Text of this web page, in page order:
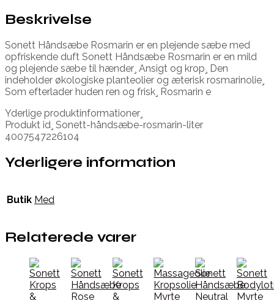
Beskrivelse
Sonett Håndsæbe Rosmarin er en plejende sæbe med
opfriskende duft Sonett Håndsæbe Rosmarin er en mild
og plejende sæbe til hænder¸ Ansigt og krop¸ Den
indeholder økologiske planteolier og æterisk rosmarinolie¸
Som efterlader huden ren og frisk¸ Rosmarin e
Yderlige produktinformationer¸
Produkt id¸ Sonett-håndsæbe-rosmarin-liter
4007547226104
Yderligere information
Butik Med
Relaterede varer